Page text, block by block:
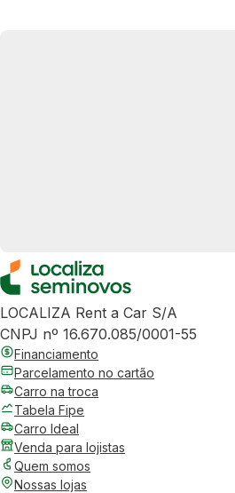
LOCALIZA Rent a Car S/A
CNPJ nº 16.670.085/0001-55
Financiamento
Parcelamento no cartão
Carro na troca
Tabela Fipe
Carro Ideal
Venda para lojistas
Quem somos
Nossas lojas